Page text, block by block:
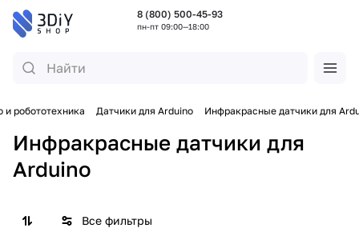
8 (800) 500-45-93
пн-пт 09:00—18:00
и робототехника Датчики для Arduino Инфракрасные датчики для
Инфракрасные датчики для
Arduino
Все фильтры